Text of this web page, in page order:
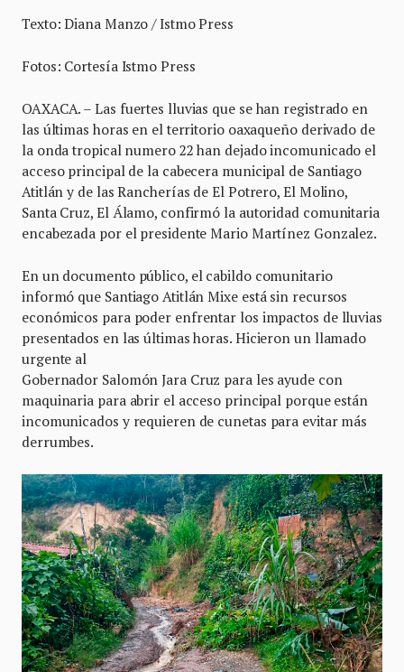
Texto: Diana Manzo / Istmo Press
Fotos: Cortesía Istmo Press
OAXACA. – Las fuertes lluvias que se han registrado en
las últimas horas en el territorio oaxaqueño derivado de
la onda tropical numero 22 han dejado incomunicado el
acceso principal de la cabecera municipal de Santiago
Atitlán y de las Rancherías de El Potrero, El Molino,
Santa Cruz, El Álamo, confirmó la autoridad comunitaria
encabezada por el presidente Mario Martínez Gonzalez.
En un documento público, el cabildo comunitario
informó que Santiago Atitlán Mixe está sin recursos
económicos para poder enfrentar los impactos de lluvias
presentados en las últimas horas. Hicieron un llamado
urgente al
Gobernador Salomón Jara Cruz para les ayude con
maquinaria para abrir el acceso principal porque están
incomunicados y requieren de cunetas para evitar más
derrumbes.